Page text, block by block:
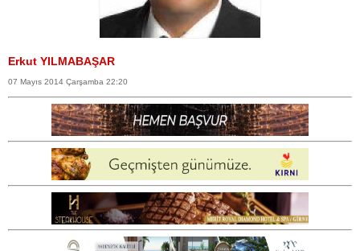
Erkut YILMABAŞAR
07 Mayıs 2014 Çarşamba 22:20